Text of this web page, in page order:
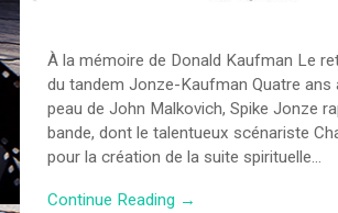
À la mémoire de Donald Kaufman Le
du tandem Jonze-Kaufman Quatre ans
peau de John Malkovich, Spike Jonze
bande, dont le talentueux scénariste
pour la création de la suite spirituelle…
Continue Reading →